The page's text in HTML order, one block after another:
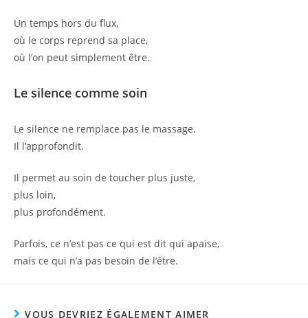
Un temps hors du flux,
où le corps reprend sa place,
où l’on peut simplement être.
Le silence comme soin
Le silence ne remplace pas le massage.
Il l’approfondit.
Il permet au soin de toucher plus juste,
plus loin,
plus profondément.
Parfois, ce n’est pas ce qui est dit qui apaise,
mais ce qui n’a pas besoin de l’être.
VOUS DEVRIEZ ÉGALEMENT AIMER